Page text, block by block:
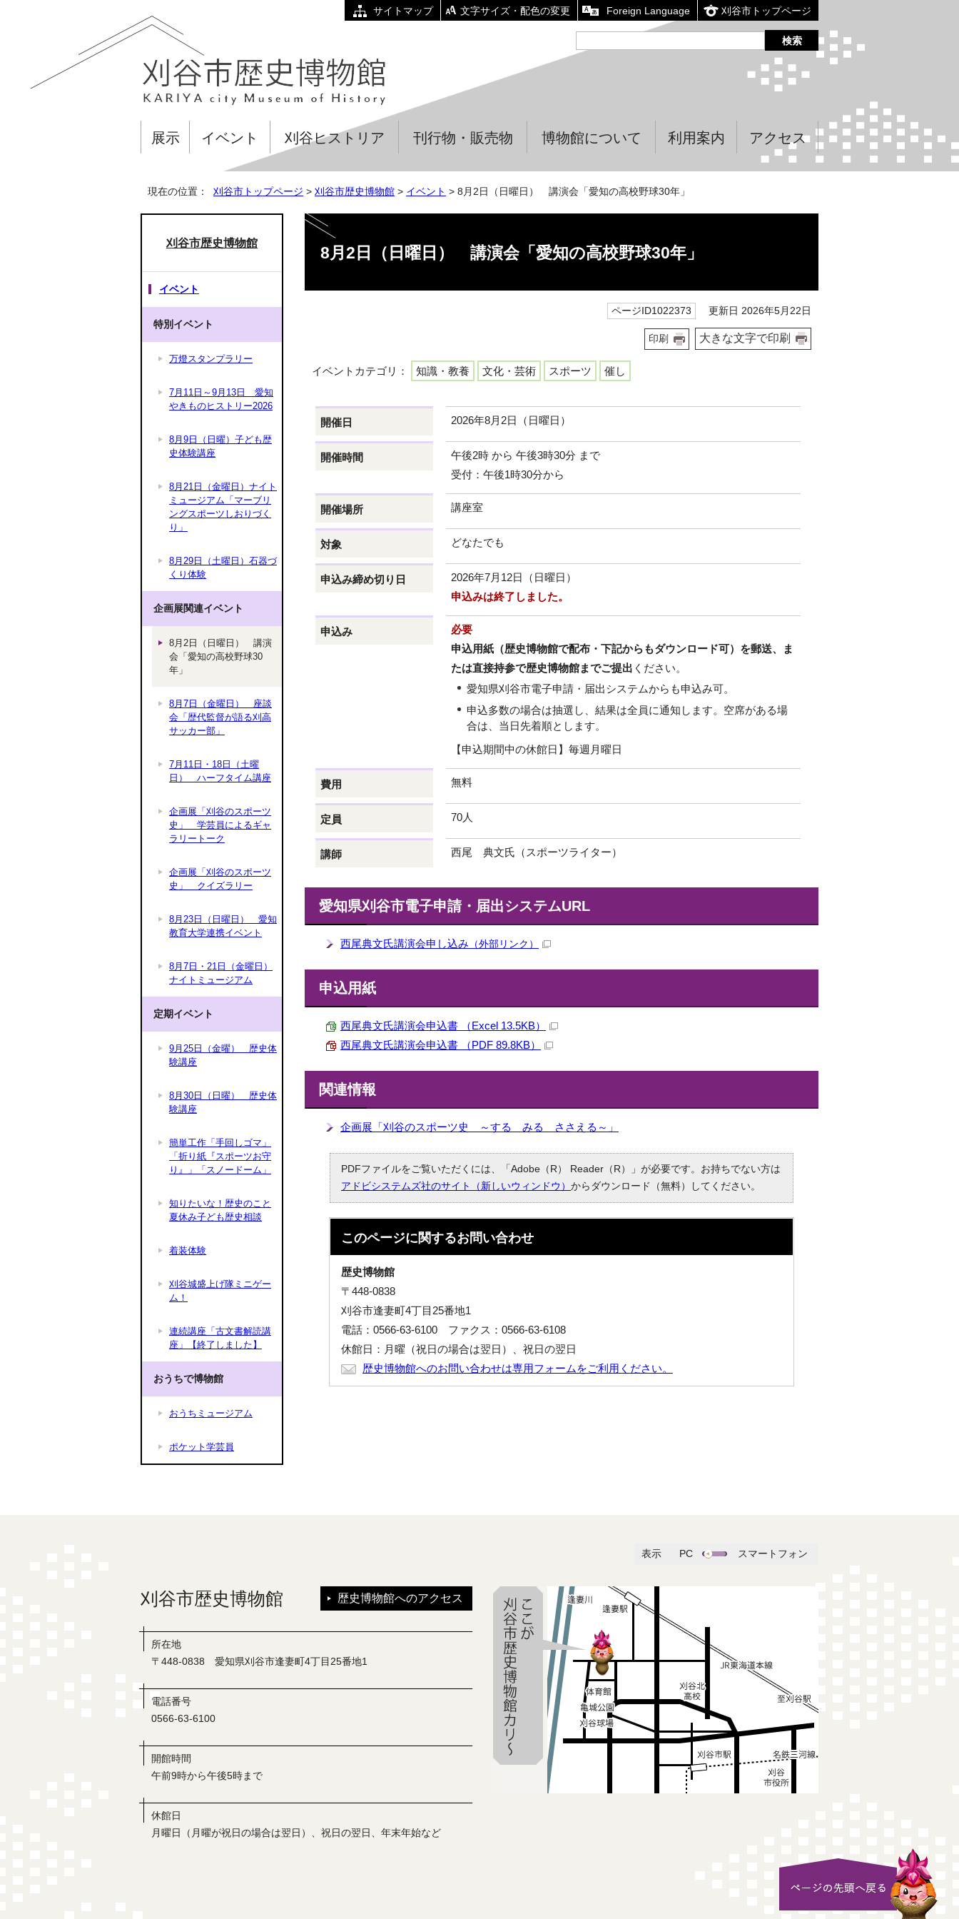
サイトマップ 文字サイズ・配色の変更 Foreign Language 刈谷市トップページ
展示 イベント 刈谷ヒストリア 刊行物・販売物 博物館について 利用案内 アクセス
現在の位置： 刈谷市トップページ > 刈谷市歴史博物館 > イベント > 8月2日（日曜日） 講演会「愛知の高校野球30年」
8月2日（日曜日） 講演会「愛知の高校野球30年」
ページID1022373 更新日 2026年5月22日
印刷 大きな文字で印刷
イベントカテゴリ： 知識・教養 文化・芸術 スポーツ 催し
開催日 2026年8月2日（日曜日）
開催時間
午後2時 から 午後3時30分 まで
受付：午後1時30分から
開催場所 講座室
対象 どなたでも
申込み締め切り日
2026年7月12日（日曜日）
申込みは終了しました。
申込み
必要
申込用紙（歴史博物館で配布・下記からもダウンロード可）を郵送、ま
たは直接持参で歴史博物館までご提出 ください。
愛知県刈谷市電子申請・届出システムからも申込み可。
申込多数の場合は抽選し、結果は全員に通知します。空席がある場
合は、当日先着順とします。
【申込期間中の休館日】毎週月曜日
費用 無料
定員 70人
講師 西尾 典文氏（スポーツライター）
愛知県刈谷市電子申請・届出システムURL
西尾典文氏講演会申し込み （外部リンク）
申込用紙
西尾典文氏講演会申込書 （Excel 13.5KB）
西尾典文氏講演会申込書 （PDF 89.8KB）
関連情報
企画展「刈谷のスポーツ史 ～する みる ささえる～」
PDFファイルをご覧いただくには、「Adobe（R） Reader（R）」が必要です。お持ちでない方は
アドビシステムズ社のサイト（新しいウィンドウ） からダウンロード（無料）してください。
このページに関するお問い合わせ
歴史博物館
〒448-0838
刈谷市逢妻町4丁目25番地1
電話：0566-63-6100 ファクス：0566-63-6108
休館日：月曜（祝日の場合は翌日）、祝日の翌日
歴史博物館へのお問い合わせは専用フォームをご利用ください。
刈谷市歴史博物館
イベント
特別イベント
万燈スタンプラリー
7月11日～9月13日 愛知
やきものヒストリー2026
8月9日（日曜）子ども歴
史体験講座
8月21日（金曜日）ナイト
ミュージアム「マーブリ
ングスポーツしおりづく
り」
8月29日（土曜日）石器づ
くり体験
企画展関連イベント
8月2日（日曜日） 講演
会「愛知の高校野球30
年」
8月7日（金曜日） 座談
会「歴代監督が語る刈高
サッカー部」
7月11日・18日（土曜
日） ハーフタイム講座
企画展「刈谷のスポーツ
史」 学芸員によるギャ
ラリートーク
企画展「刈谷のスポーツ
史」 クイズラリー
8月23日（日曜日） 愛知
教育大学連携イベント
8月7日・21日（金曜日）
ナイトミュージアム
定期イベント
9月25日（金曜） 歴史体
験講座
8月30日（日曜） 歴史体
験講座
簡単工作「手回しゴマ」
「折り紙『スポーツお守
り』」「スノードーム」
知りたいな！歴史のこと
夏休み子ども歴史相談
着装体験
刈谷城盛上げ隊ミニゲー
ム！
連続講座「古文書解読講
座」【終了しました】
おうちで博物館
おうちミュージアム
ポケット学芸員
表示 PC スマートフォン
刈谷市歴史博物館 歴史博物館へのアクセス
所在地
〒448-0838 愛知県刈谷市逢妻町4丁目25番地1
電話番号
0566-63-6100
開館時間
午前9時から午後5時まで
休館日
月曜日（月曜が祝日の場合は翌日）、祝日の翌日、年末年始など